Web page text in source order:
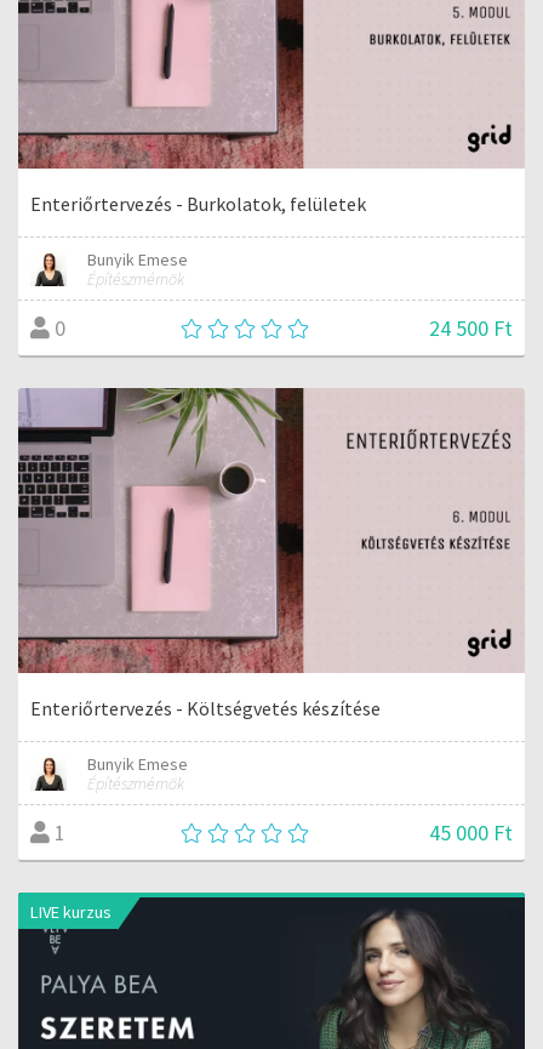
Enteriőrtervezés - Burkolatok, felületek
Bunyik Emese
Építészmérnök
0 24 500 Ft
Enteriőrtervezés - Költségvetés készítése
Bunyik Emese
Építészmérnök
1 45 000 Ft
LIVE kurzus